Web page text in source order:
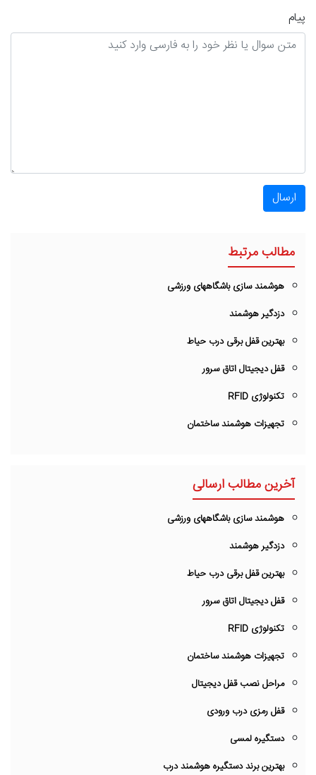
پیام
ارسال
مطالب مرتبط
هوشمند سازی باشگاههای ورزشی
دزدگیر هوشمند
بهترین قفل برقی درب حیاط
قفل دیجیتال اتاق سرور
تکنولوژی RFID
تجهیزات هوشمند ساختمان
آخرین مطالب ارسالی
هوشمند سازی باشگاههای ورزشی
دزدگیر هوشمند
بهترین قفل برقی درب حیاط
قفل دیجیتال اتاق سرور
تکنولوژی RFID
تجهیزات هوشمند ساختمان
مراحل نصب قفل دیجیتال
قفل رمزی درب ورودی
دستگیره لمسی
بهترین برند دستگیره هوشمند درب